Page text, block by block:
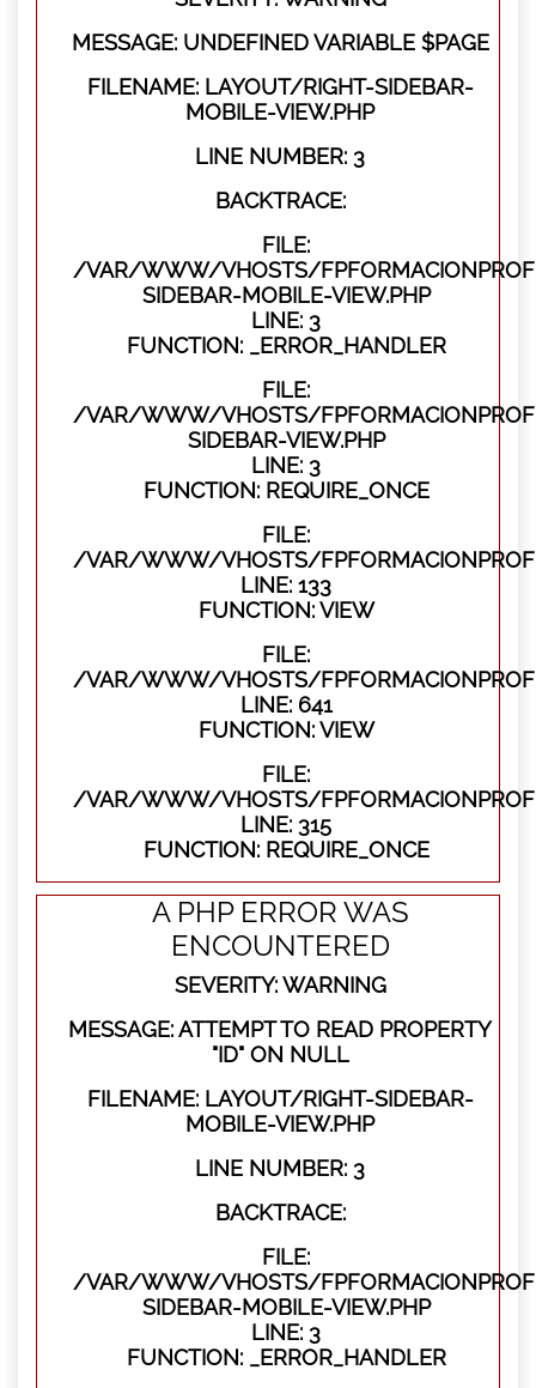
MESSAGE: UNDEFINED VARIABLE $PAGE
FILENAME: LAYOUT/RIGHT-SIDEBAR-
MOBILE-VIEW.PHP
LINE NUMBER: 3
BACKTRACE:
FILE:
/VAR/WWW/VHOSTS/
SIDEBAR-MOBILE-VIEW.PHP
LINE: 3
FUNCTION: _ERROR_HANDLER
FILE:
/VAR/WWW/VHOSTS/
SIDEBAR-VIEW.PHP
LINE: 3
FUNCTION: REQUIRE_ONCE
FILE:
/VAR/WWW/VHOSTS/
LINE: 133
FUNCTION: VIEW
FILE:
/VAR/WWW/VHOSTS/
LINE: 641
FUNCTION: VIEW
FILE:
/VAR/WWW/VHOSTS/
LINE: 315
FUNCTION: REQUIRE_ONCE
A PHP ERROR WAS
ENCOUNTERED
SEVERITY: WARNING
MESSAGE: ATTEMPT TO READ PROPERTY
"ID" ON NULL
FILENAME: LAYOUT/RIGHT-SIDEBAR-
MOBILE-VIEW.PHP
LINE NUMBER: 3
BACKTRACE:
FILE:
/VAR/WWW/VHOSTS/
SIDEBAR-MOBILE-VIEW.PHP
LINE: 3
FUNCTION: _ERROR_HANDLER